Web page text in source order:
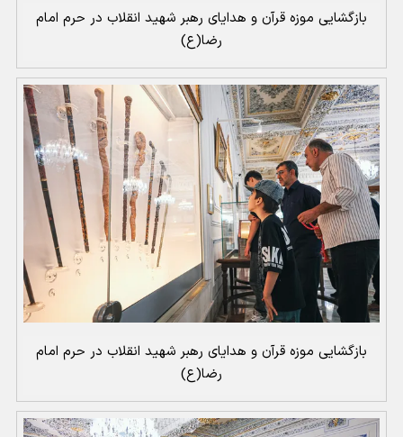
بازگشایی موزه قرآن و هدایای رهبر شهید انقلاب در حرم امام
رضا(ع)
بازگشایی موزه قرآن و هدایای رهبر شهید انقلاب در حرم امام
رضا(ع)